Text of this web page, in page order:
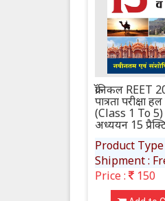
क्रॉनिकल REET
पात्रता परीक्षा
(Class 1 To 5)
अध्ययन 15
Product
Shipment :
Price :
150